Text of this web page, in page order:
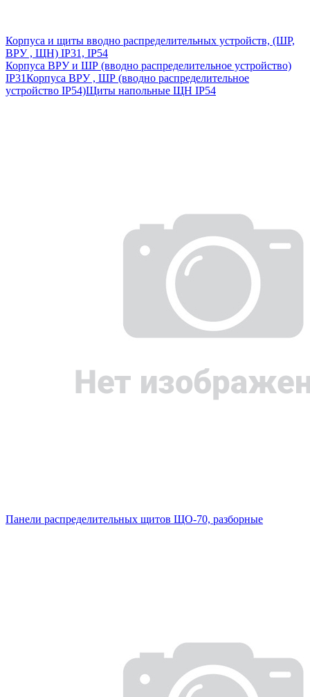
Корпуса и щиты вводно распределительных устройств, (ШР,
ВРУ , ЩН) IP31, IP54
Корпуса ВРУ и ШР (вводно распределительное устройство)
IP31Корпуса ВРУ , ШР (вводно распределительное
устройство IP54)Щиты напольные ЩН IP54
Панели распределительных щитов ЩО-70, разборные